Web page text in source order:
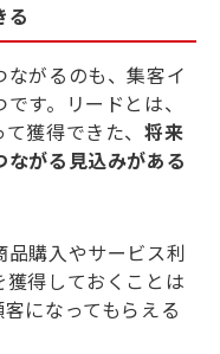
る
がるのも、集客イ
す。リードとは、
獲得できた、将来
がる見込みがある
購入やサービス利
得しておくことは
になってもらえる